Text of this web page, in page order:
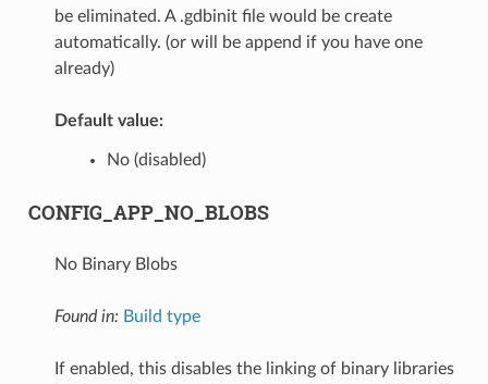
be eliminated. A .gdbinit file would be create
automatically. (or will be append if you have one
already)
Default value:
No (disabled)
CONFIG_APP_NO_BLOBS
No Binary Blobs
Found in: Build type
If enabled, this disables the linking of binary libraries